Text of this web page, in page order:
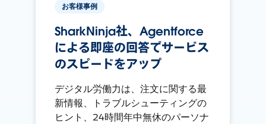
お客様事例
SharkNinja社、Agentforce
による即座の回答でサービス
のスピードをアップ
デジタル労働力は、注文に関する最
新情報、トラブルシューティングの
ヒント、24時間年中無休のパーソナ